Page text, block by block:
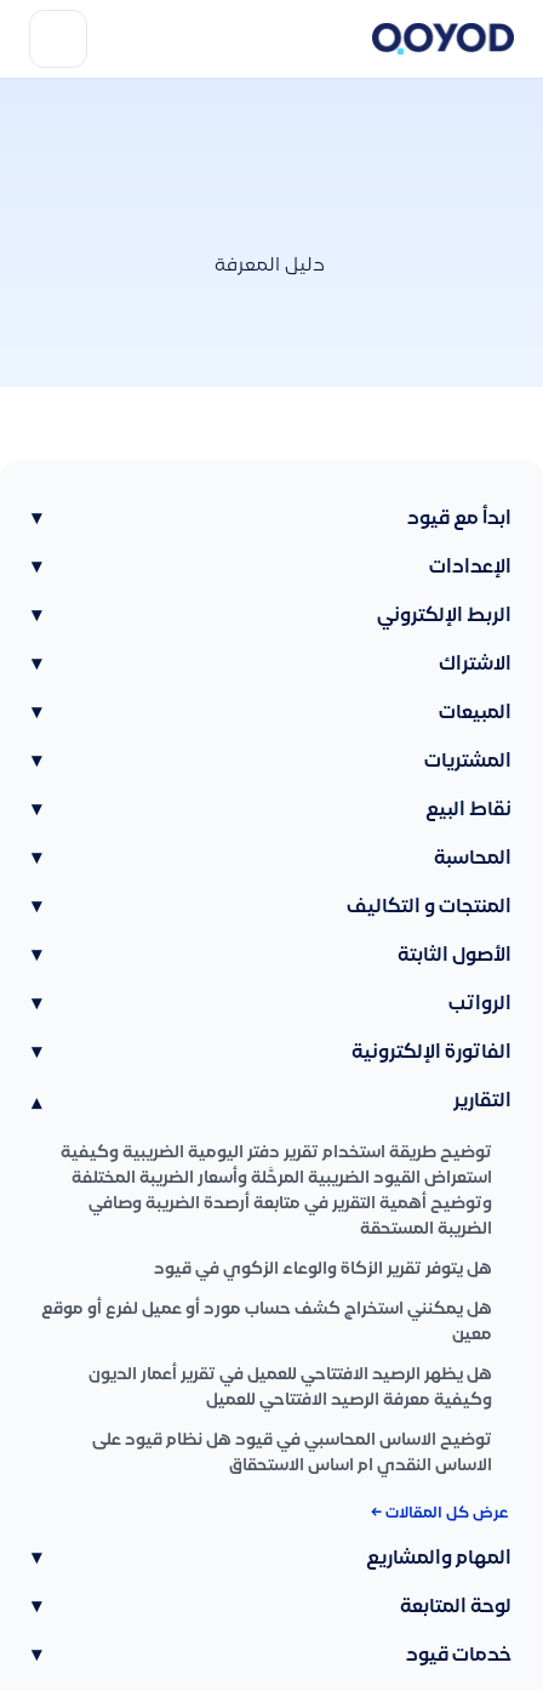
دليل المعرفة
ابدأ مع قيود ▾
الإعدادات ▾
الربط الإلكتروني ▾
الاشتراك ▾
المبيعات ▾
المشتريات ▾
نقاط البيع ▾
المحاسبة ▾
المنتجات و التكاليف ▾
الأصول الثابتة ▾
الرواتب ▾
الفاتورة الإلكترونية ▾
التقارير ▾
توضيح طريقة استخدام تقرير دفتر اليومية الضريبية وكيفية
استعراض القيود الضريبية المرحَّلة وأسعار الضريبة المختلفة
وتوضيح أهمية التقرير في متابعة أرصدة الضريبة وصافي
الضريبة المستحقة
هل يتوفر تقرير الزكاة والوعاء الزكوي في قيود
هل يمكنني استخراج كشف حساب مورد أو عميل لفرع أو موقع
معين
هل يظهر الرصيد الافتتاحي للعميل في تقرير أعمار الديون
وكيفية معرفة الرصيد الافتتاحي للعميل
توضيح الاساس المحاسبي في قيود هل نظام قيود على
الاساس النقدي ام اساس الاستحقاق
عرض كل المقالات ←
المهام والمشاريع ▾
لوحة المتابعة ▾
خدمات قيود ▾